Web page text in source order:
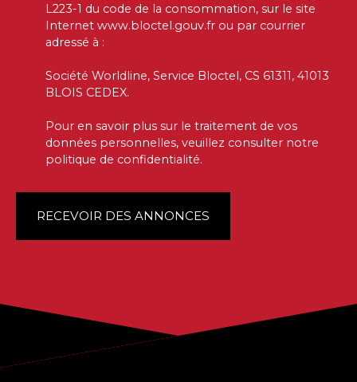
L223-1 du code de la consommation, sur le site
Internet www.bloctel.gouv.fr ou par courrier
adressé à :
Société Worldline, Service Bloctel, CS 61311, 41013
BLOIS CEDEX.
Pour en savoir plus sur le traitement de vos
données personnelles, veuillez consulter notre
politique de confidentialité.
RECEVOIR DES ANNONCES